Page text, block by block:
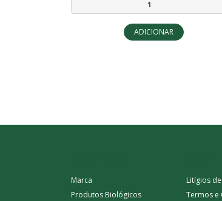
ADICIONAR
Marca
Produtos Biológicos
Litígios
Termos e